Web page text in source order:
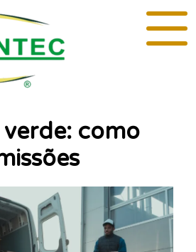
como